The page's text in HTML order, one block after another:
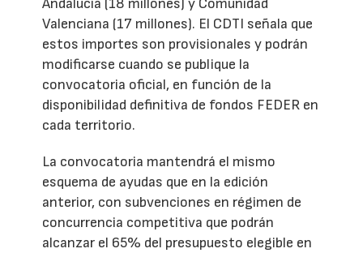
Andalucía (18 millones) y Comunidad
Valenciana (17 millones). El CDTI señala que
estos importes son provisionales y podrán
modificarse cuando se publique la
convocatoria oficial, en función de la
disponibilidad definitiva de fondos FEDER en
cada territorio.
La convocatoria mantendrá el mismo
esquema de ayudas que en la edición
anterior, con subvenciones en régimen de
concurrencia competitiva que podrán
alcanzar el 65% del presupuesto elegible en